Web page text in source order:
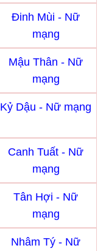
Đinh Mùi - Nữ
mạng
Mậu Thân - Nữ
mạng
Kỷ Dậu - Nữ mạng
Canh Tuất - Nữ
mạng
Tân Hợi - Nữ
mạng
Nhâm Tý - Nữ